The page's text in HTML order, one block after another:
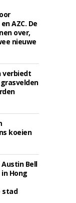
AZC. De
over,
nieuwe
verbiedt
koeien
Bell
Hong
stad